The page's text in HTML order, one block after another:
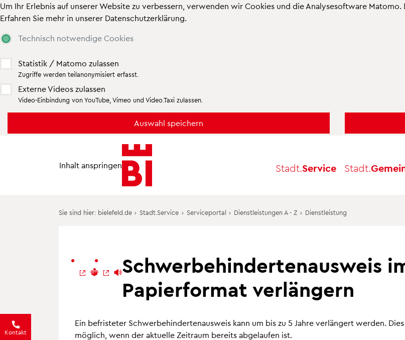
Um Ihr Erlebnis auf unserer Website zu verbessern, verwenden wir Cookies und die Analysesoftware
Erfahren Sie mehr in unserer Datenschutzerklärung.
Technisch notwendige Cookies
Statistik / Matomo zulassen
Zugriffe werden teilanonymisiert erfasst.
Externe Videos zulassen
Video-Einbindung von YouTube, Vimeo und Video.Taxi zulassen.
Inhalt anspringen Stadt. Service
Terminvereinbarung
Karriere bei der Stadt
Baustellenauskunft
Soziale Leistungen
Veröffentlichungen der Stadt
Stadtverwaltung
Friedhöfe und Bestattungen
Geoinformation.Kataster
Wohnen
Abfall- und Wertstoffentsorgung
Stadt.
Spenden, Stiftungen & Nachlässe
Bildung
Politik
Wahlen in Bielefeld
Lebensmittelüberwachung
Veterinärwesen
Städtepartnerschaften
Dialog & Beteiligung
Bielefeld in Zahlen
Regiopolregion
Nachhaltigkeit
Planen
Wissenschaftsstandort
Wissenschaftsstadt
Heimat-Tierpark Olderdissen
Veranstaltungskalender
Tourismus
Online-Ferienkalender
Stadtgrün und Landschaft
Kontakt
Sie sind hier: bielefeld.de › Stadt.Service › Serviceportal › Dienstleistungen A - Z › Dienstleistung
Schwerbehindertenausweis
Papierformat verlängern
Ein befristeter Schwerbehindertenausweis kann um bis zu 5 Jahre verlängert werden.
möglich, wenn der aktuelle Zeitraum bereits abgelaufen ist.